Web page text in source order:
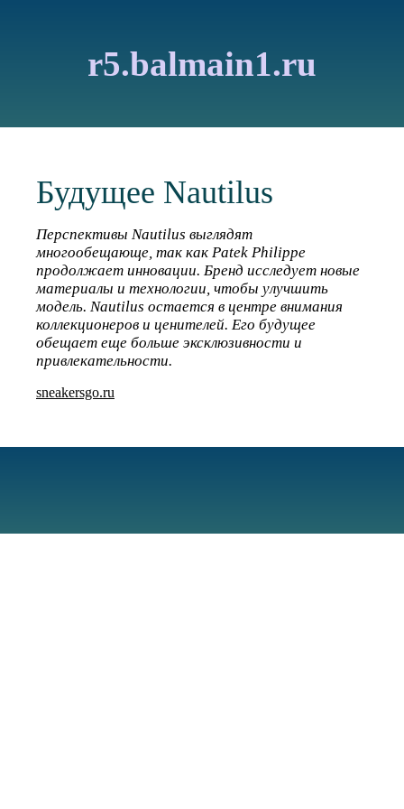
r5.balmain1.ru
Будущее Nautilus
Перспективы Nautilus выглядят
многообещающе, так как Patek Philippe
продолжает инновации. Бренд исследует новые
материалы и технологии, чтобы улучшить
модель. Nautilus остается в центре внимания
коллекционеров и ценителей. Его будущее
обещает еще больше эксклюзивности и
привлекательности.
sneakersgo.ru